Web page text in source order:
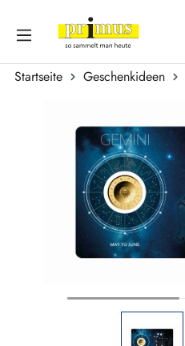
Zum Hauptinhalt springen
Startseite Geschenkideen